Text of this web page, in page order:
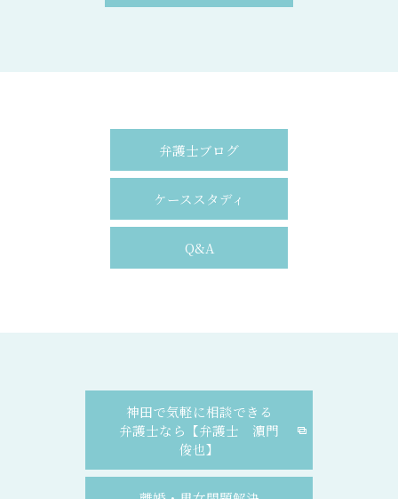
弁護士ブログ
ケーススタディ
Q&A
神田で気軽に相談できる
弁護士なら【弁護士 濵門
俊也】